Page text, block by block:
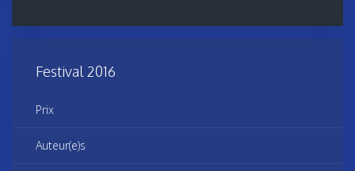
Festival 2016
Prix
Auteur(e)s